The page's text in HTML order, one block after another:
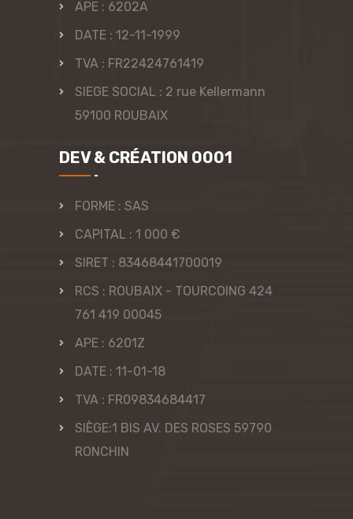
APE : 6202A
DATE : 12-11-1999
TVA : FR22424761419
SIEGE SOCIAL : 2 rue Kellermann
59100 ROUBAIX
DEV & CRÉATION 0001
FORME : SAS
CAPITAL : 1 000 €
SIRET : 83468441700019
RCS : ROUBAIX - TOURCOING 424
761 419 00045
APE : 6201Z
DATE : 11-01-18
TVA : FR09834684417
SIÈGE:1 BIS AV. DES ROSES 59790
RONCHIN